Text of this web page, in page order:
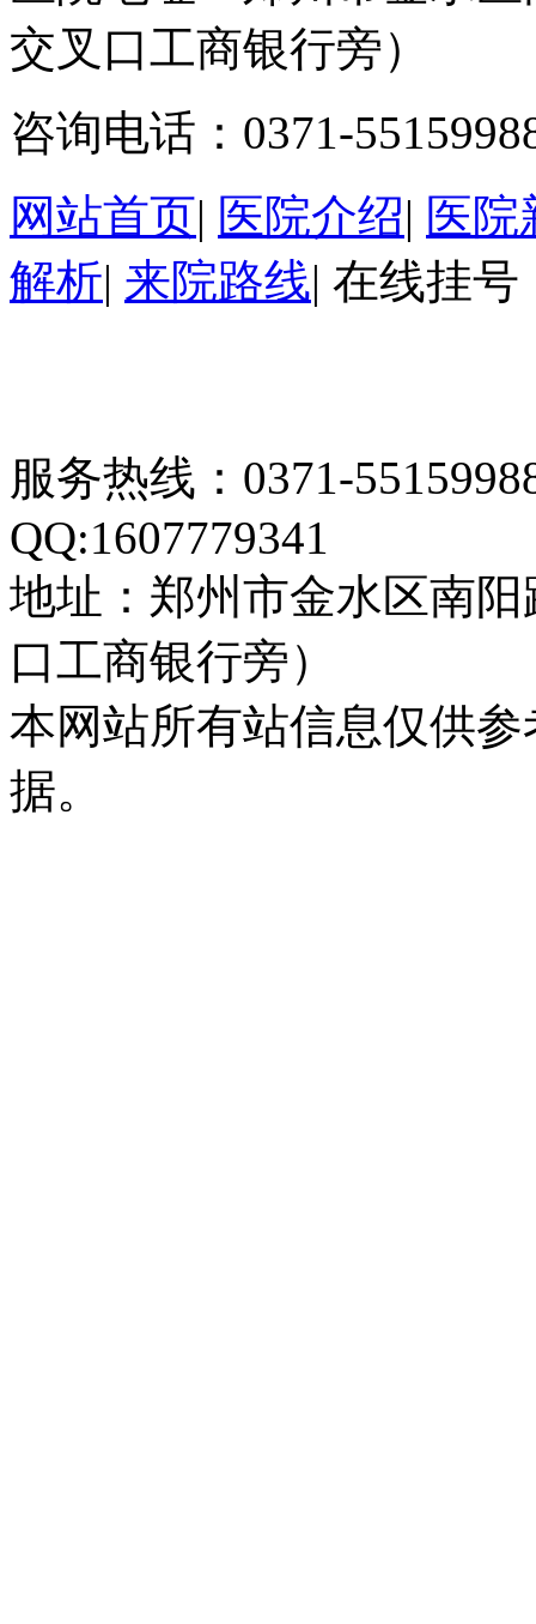
交叉口工商银行旁）
咨询电话：0371-
网站首页| 医院介绍| 医院
解析| 来院路线| 在线挂号
服务热线：0371-
QQ:1607779341
地址：郑州市金水区南
口工商银行旁）
本网站所有站信息仅供
据。